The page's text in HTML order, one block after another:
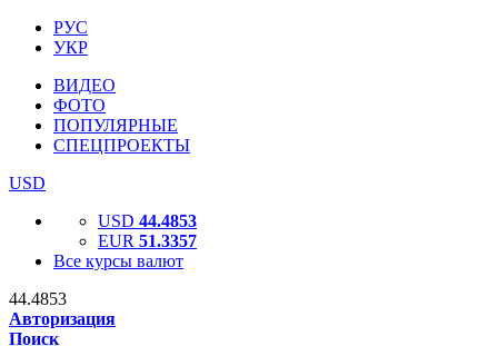
РУС
УКР
ВИДЕО
ФОТО
ПОПУЛЯРНЫЕ
СПЕЦПРОЕКТЫ
USD
USD 44.4853
EUR 51.3357
Все курсы валют
44.4853
Авторизация
Поиск